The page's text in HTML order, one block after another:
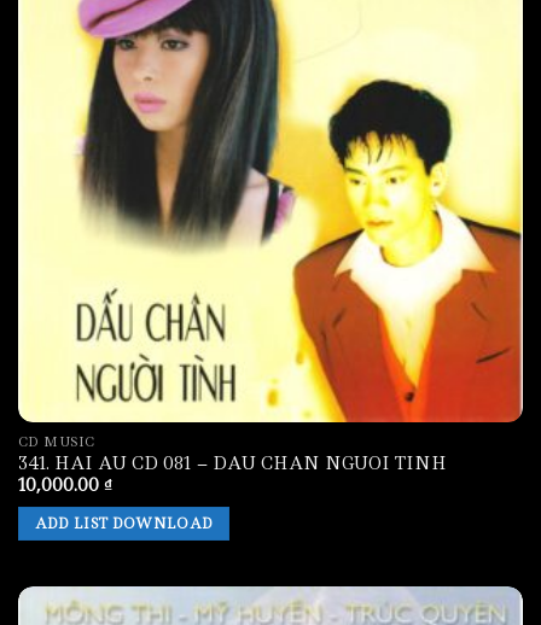
CD MUSIC
341. HAI AU CD 081 – DAU CHAN NGUOI TINH
10,000.00 ₫
ADD LIST DOWNLOAD